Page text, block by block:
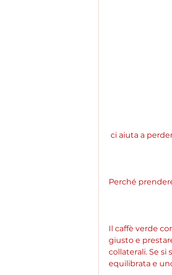
ci aiuta a
Perché
Il caffè verde
giusto e
collaterali. Se
equilibrata e